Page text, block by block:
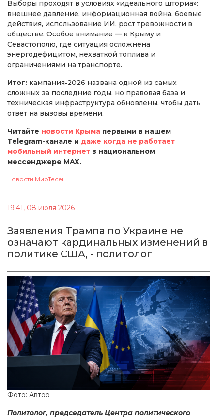
Выборы проходят в условиях «идеального шторма»:
внешнее давление, информационная война, боевые
действия, использование ИИ, рост тревожности в
обществе. Особое внимание — к Крыму и
Севастополю, где ситуация осложнена
энергодефицитом, нехваткой топлива и
ограничениями на транспорте.
Итог: кампания‑2026 названа одной из самых
сложных за последние годы, но правовая база и
техническая инфраструктура обновлены, чтобы дать
ответ на вызовы времени.
Читайте новости Крыма первыми в нашем
Telegram-канале и даже когда не работает
мобильный интернет в национальном
мессенджере MAX.
Новости МирТесен
19:41, 08 июля 2026
Заявления Трампа по Украине не
означают кардинальных изменений в
политике США, - политолог
Фото: Автор
Политолог, председатель Центра политического